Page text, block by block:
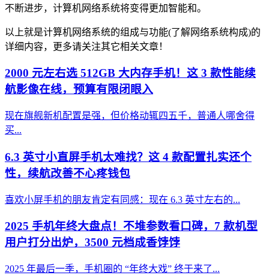
不断进步，计算机网络系统将变得更加智能和。
以上就是计算机网络系统的组成与功能(了解网络系统构成)的
详细内容，更多请关注其它相关文章！
2000 元左右选 512GB 大内存手机！这 3 款性能续
航影像在线，预算有限闭眼入
现在旗舰新机配置是强，但价格动辄四五千，普通人哪舍得
买...
6.3 英寸小直屏手机太难找？这 4 款配置扎实还个
性，续航改善不心疼钱包
喜欢小屏手机的朋友肯定有同感：现在 6.3 英寸左右的...
2025 手机年终大盘点！不堆参数看口碑，7 款机型
用户打分出炉，3500 元档成香饽饽
2025 年最后一季，手机圈的 “年终大戏” 终于来了...